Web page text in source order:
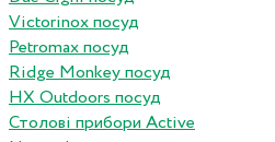
Victorinox посуд
Petromax посуд
Ridge Monkey посуд
HX Outdoors посуд
Столові прибори Active